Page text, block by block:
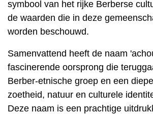
symbool van het rijke Berberse
de waarden die in deze
worden beschouwd.
Samenvattend heeft de naam
fascinerende oorsprong die
Berber-etnische groep en een
zoetheid, natuur en culturele
Deze naam is een prachtige